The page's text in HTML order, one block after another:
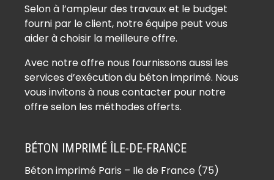
Selon à l’ampleur des travaux et le budget
fourni par le client, notre équipe peut vous
aider à choisir la meilleure offre.
Avec notre offre nous fournissons aussi les
services d’exécution du béton imprimé. Nous
vous invitons à nous contacter pour notre
offre selon les méthodes offerts.
BÉTON IMPRIMÉ ÎLE-DE-FRANCE
Béton imprimé Paris – Ile de France (75)